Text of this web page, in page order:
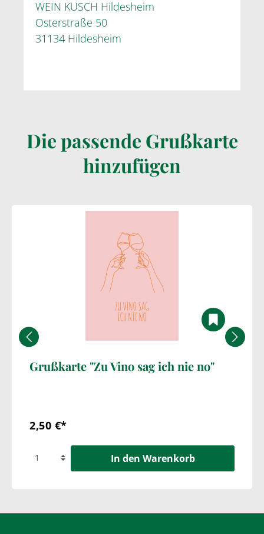
WEIN KUSCH Hildesheim
Osterstraße 50
31134 Hildesheim
Die passende Grußkarte
hinzufügen
Grußkarte "Zu Vino sag ich nie no"
2,50 €*
In den Warenkorb